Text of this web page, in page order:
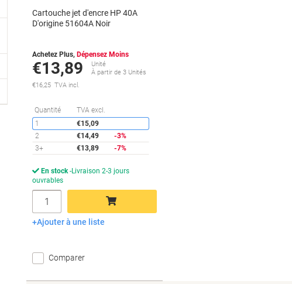
Cartouche jet d'encre HP 40A
D'origine 51604A Noir
Achetez Plus, Dépensez Moins
€13,89
Unité
À partir de 3 Unités
€16,25 TVA incl.
Quantité TVA excl.
1
€15,09
2
€14,49
-3%
3+
€13,89 -7%
En stock Livraison 2-3 jours
ouvrables
Quantité
Ajouter au panier
Ajouter à une liste
Comparer